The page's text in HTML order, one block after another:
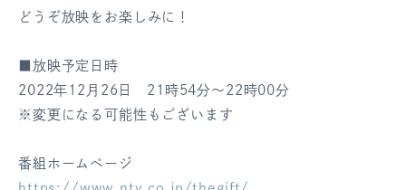
どうぞ放映をお楽しみに！
■放映予定日時
2022年12月26日 21時54分～22時00分
※変更になる可能性もございます
番組ホームページ